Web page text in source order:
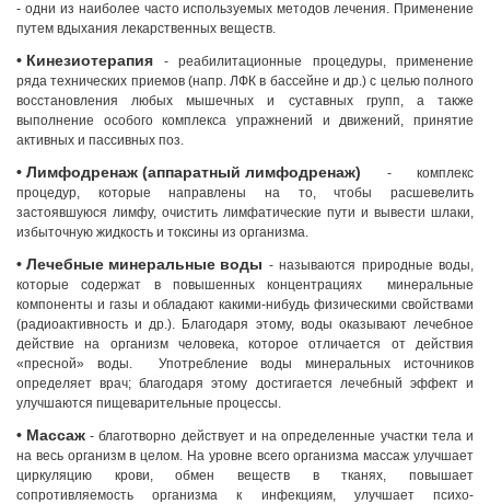
- одни из наиболее часто используемых методов лечения. Применение
путем вдыхания лекарственных веществ.
• Кинезиотерапия - реабилитационные процедуры, применение
ряда технических приемов (напр. ЛФК в бассейне и др.) с целью полного
восстановления любых мышечных и суставных групп, а также
выполнение особого комплекса упражнений и движений, принятие
активных и пассивных поз.
• Лимфодренаж (аппаратный лимфодренаж) - комплекс
процедур, которые направлены на то, чтобы расшевелить
застоявшуюся лимфу, очистить лимфатические пути и вывести шлаки,
избыточную жидкость и токсины из организма.
• Лечебные минеральные воды - называются природные воды,
которые содержат в повышенных концентрациях минеральные
компоненты и газы и обладают какими-нибудь физическими свойствами
(радиоактивность и др.). Благодаря этому, воды оказывают лечебное
действие на организм человека, которое отличается от действия
«пресной» воды. Употребление воды минеральных источников
определяет врач; благодаря этому достигается лечебный эффект и
улучшаются пищеварительные процессы.
• Массаж - благотворно действует и на определенные участки тела и
на весь организм в целом. На уровне всего организма массаж улучшает
циркуляцию крови, обмен веществ в тканях, повышает
сопротивляемость организма к инфекциям, улучшает психо-